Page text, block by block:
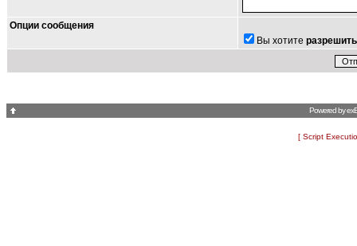
Опции сообщения
Вы хотите разрешить
Powered by
[ Script